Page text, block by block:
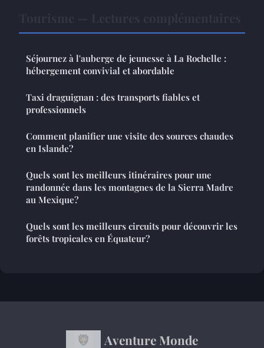
Séjournez à l'auberge de jeunesse à La Rochelle :
hébergement convivial et abordable
Taxi draguignan : des transports fiables et
professionnels
Comment planifier une visite des sources chaudes
en Islande?
Quels sont les meilleurs itinéraires pour une
randonnée dans les montagnes de la Sierra Madre
au Mexique?
Quels sont les meilleurs circuits pour découvrir les
forêts tropicales en Équateur?
Aventure Monde